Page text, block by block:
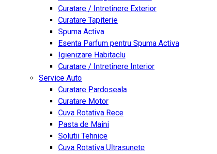
Curatare / Intretinere Exterior
Curatare Tapiterie
Spuma Activa
Esenta Parfum pentru Spuma Activa
Igienizare Habitaclu
Curatare / Intretinere Interior
Service Auto
Curatare Pardoseala
Curatare Motor
Cuva Rotativa Rece
Pasta de Maini
Solutii Tehnice
Cuva Rotativa Ultrasunete